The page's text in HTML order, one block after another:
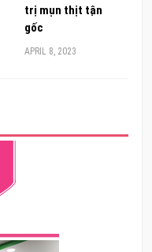
trị mụn thịt tận
gốc
APRIL 8, 2023